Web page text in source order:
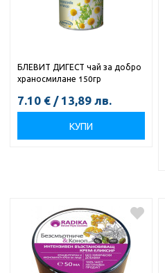
БЛЕВИТ ДИГЕСТ чай за добро
храносмилане 150гр
7.10 € / 13,89 лв.
КУПИ